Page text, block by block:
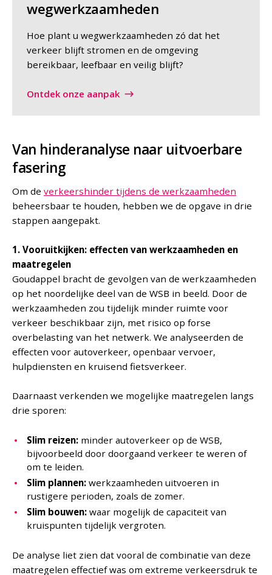
wegwerkzaamheden
Hoe plant u wegwerkzaamheden zó dat het
verkeer blijft stromen en de omgeving
bereikbaar, leefbaar en veilig blijft?
Ontdek onze aanpak
Van hinderanalyse naar uitvoerbare
fasering
Om deverkeershinder tijdens de werkzaamheden
beheersbaar te houden, hebben we de opgave in drie
stappen aangepakt.
1. Vooruitkijken: effecten van werkzaamheden en
maatregelen
Goudappel bracht de gevolgen van de werkzaamheden
op het noordelijke deel van de WSB in beeld. Door de
werkzaamheden zou tijdelijk minder ruimte voor
verkeer beschikbaar zijn, met risico op forse
overbelasting van het netwerk. We analyseerden de
effecten voor autoverkeer, openbaar vervoer,
hulpdiensten en kruisend fietsverkeer.
Daarnaast verkenden we mogelijke maatregelen langs
drie sporen:
Slim reizen: minder autoverkeer op de WSB,
bijvoorbeeld door doorgaand verkeer te weren of
om te leiden.
Slim plannen: werkzaamheden uitvoeren in
rustigere perioden, zoals de zomer.
Slim bouwen: waar mogelijk de capaciteit van
kruispunten tijdelijk vergroten.
De analyse liet zien dat vooral de combinatie van deze
maatregelen effectief was om extreme verkeersdruk te